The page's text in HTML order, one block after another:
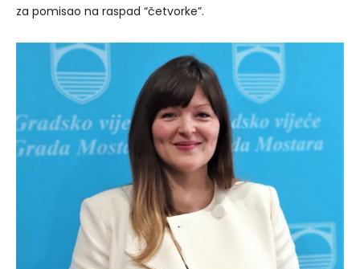
za pomisao na raspad “četvorke”.